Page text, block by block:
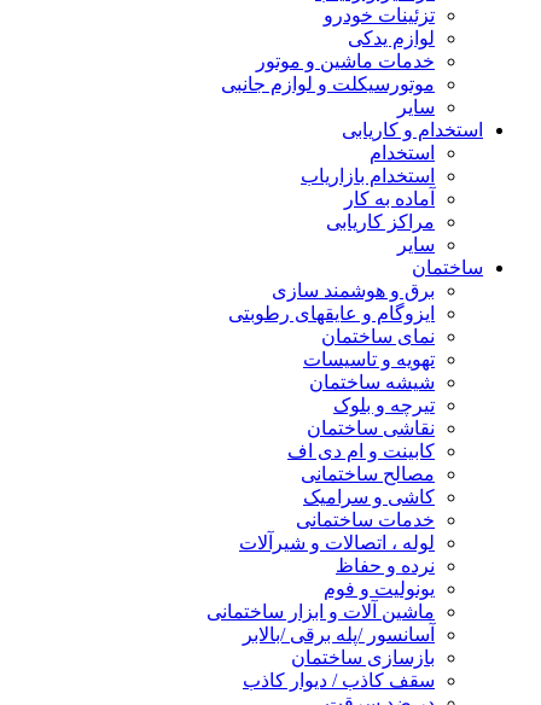
تزئینات خودرو
لوازم یدکی
خدمات ماشین و موتور
موتورسیکلت و لوازم جانبی
سایر
استخدام و کاریابی
استخدام
استخدام بازاریاب
آماده به کار
مراکز کاریابی
سایر
ساختمان
برق و هوشمند سازی
ایزوگام و عایقهای رطوبتی
نمای ساختمان
تهویه و تاسیسات
شیشه ساختمان
تیرچه و بلوک
نقاشی ساختمان
کابینت و ام دی اف
مصالح ساختمانی
کاشی و سرامیک
خدمات ساختمانی
لوله ، اتصالات و شیرآلات
نرده و حفاظ
یونولیت و فوم
ماشین آلات و ابزار ساختمانی
آسانسور /پله برقی /بالابر
بازسازی ساختمان
سقف کاذب / دیوار کاذب